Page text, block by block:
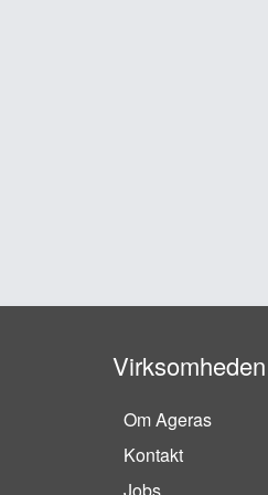
Virksomheden
Om Ageras
Kontakt